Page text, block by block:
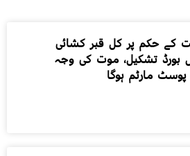
کے حکم پر کل قبر کشائی
بورڈ تشکیل، موت کی وجہ
پوسٹ مارٹم ہوگا